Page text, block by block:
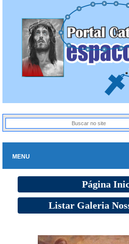
MENU
Página
Listar Galeria